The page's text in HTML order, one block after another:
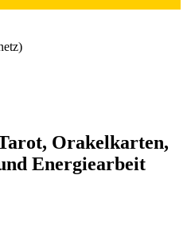
Orakelkarten,
Energiearbeit